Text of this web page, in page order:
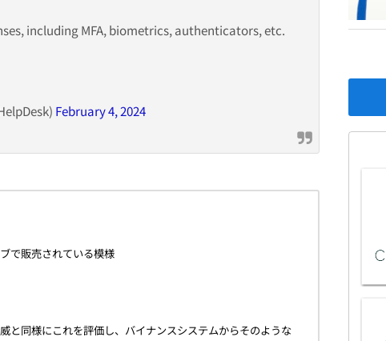
including MFA, biometrics, authenticators, etc.
February 4, 2024
で販売されている模様
と同様にこれを評価し、バイナンスシステムからそのような